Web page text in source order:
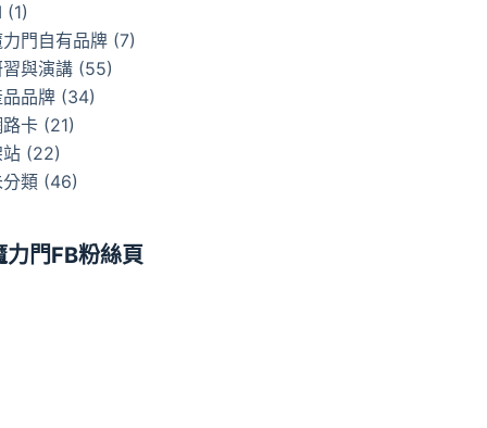
(1)
門自有品牌 (7)
與演講 (55)
品牌 (34)
卡 (21)
(22)
類 (46)
力門FB粉絲頁